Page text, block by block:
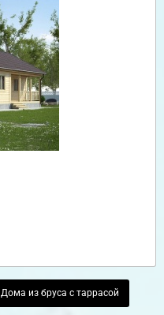
Дома из бруса с таррасой